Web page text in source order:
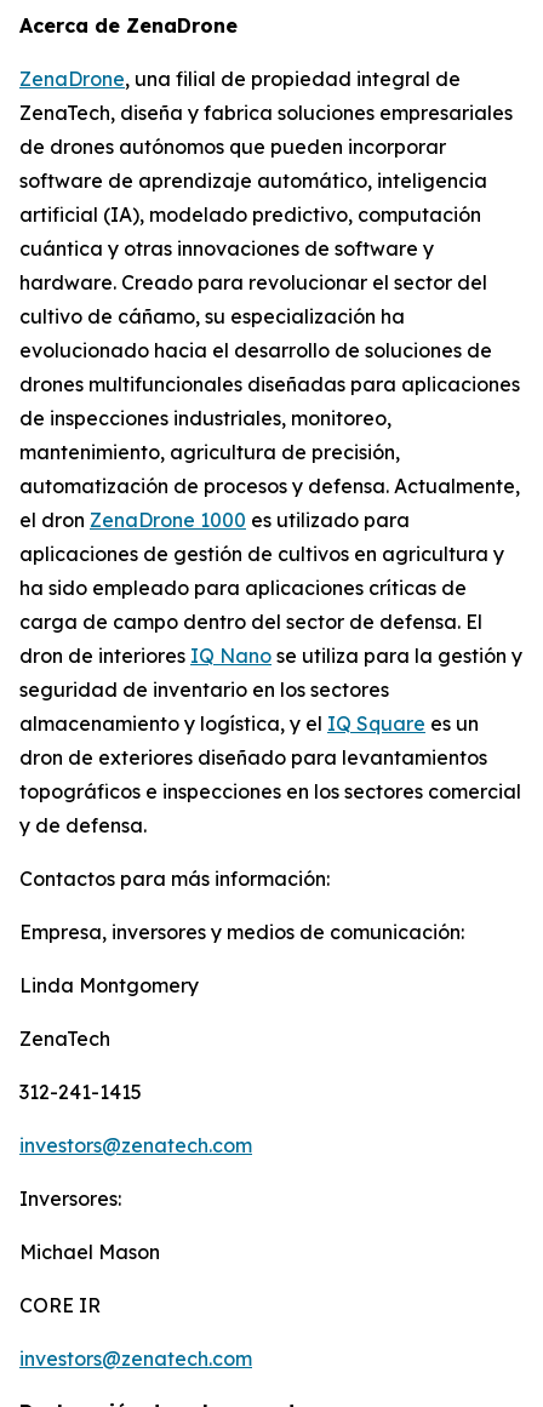
Acerca de ZenaDrone
ZenaDrone, una filial de propiedad integral de
ZenaTech, diseña y fabrica soluciones empresariales
de drones autónomos que pueden incorporar
software de aprendizaje automático, inteligencia
artificial (IA), modelado predictivo, computación
cuántica y otras innovaciones de software y
hardware. Creado para revolucionar el sector del
cultivo de cáñamo, su especialización ha
evolucionado hacia el desarrollo de soluciones de
drones multifuncionales diseñadas para aplicaciones
de inspecciones industriales, monitoreo,
mantenimiento, agricultura de precisión,
automatización de procesos y defensa. Actualmente,
el dron ZenaDrone 1000 es utilizado para
aplicaciones de gestión de cultivos en agricultura y
ha sido empleado para aplicaciones críticas de
carga de campo dentro del sector de defensa. El
dron de interiores IQ Nano se utiliza para la gestión y
seguridad de inventario en los sectores
almacenamiento y logística, y el IQ Square es un
dron de exteriores diseñado para levantamientos
topográficos e inspecciones en los sectores comercial
y de defensa.
Contactos para más información:
Empresa, inversores y medios de comunicación:
Linda Montgomery
ZenaTech
312-241-1415
investors@zenatech.com
Inversores:
Michael Mason
CORE IR
investors@zenatech.com